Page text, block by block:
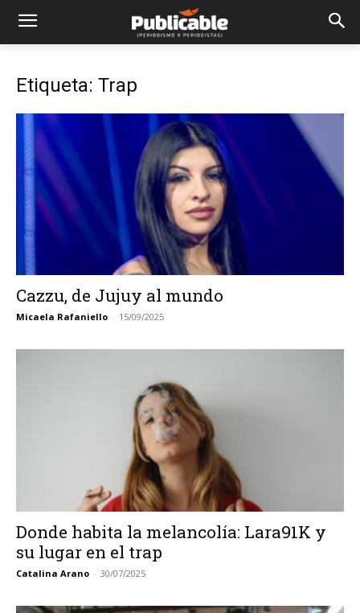
Etiqueta: Trap
Cazzu, de Jujuy al mundo
Micaela Rafaniello - 15/09/2025
Donde habita la melancolía: Lara91K y
su lugar en el trap
Catalina Arano - 30/07/2025